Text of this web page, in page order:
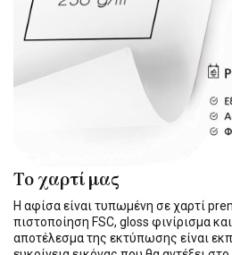
Το χαρτί μας
Η αφίσα είναι τυπωμένη σε χαρτί
πιστοποίηση FSC, gloss φινίρισμα
αποτέλεσμα της εκτύπωσης είναι